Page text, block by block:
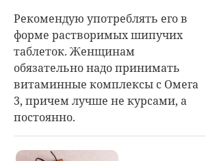
Рекомендую употреблять его в
форме растворимых шипучих
таблеток. Женщинам
обязательно надо принимать
витаминные комплексы с Омега
3, причем лучше не курсами, а
постоянно.